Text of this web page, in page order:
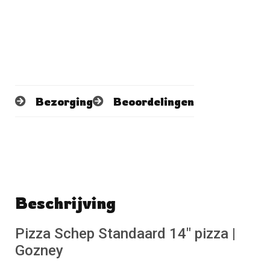
Bezorging Beoordelingen
Beschrijving
Pizza Schep Standaard 14″ pizza |
Gozney
No reviews found